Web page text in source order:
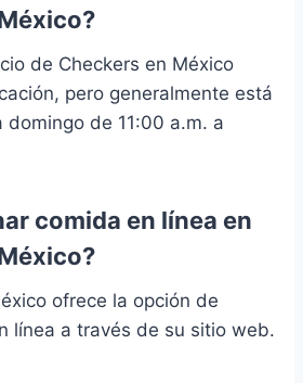
de Checkers en México
pero generalmente está
de 11:00 a.m. a
comida en línea en
ofrece la opción de
línea a través de su sitio web.